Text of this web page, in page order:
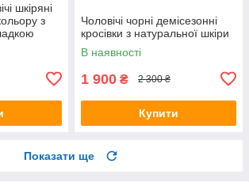
шкіряні
з
Чоловічі чорні демісезонні
кросівки з натуральної шкіри
В наявності
1 900 ₴ 2 300 ₴
Купити
Показати ще